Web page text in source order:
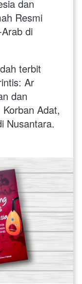
dan
Resmi
di
terbit
Ar
dan
Adat,
Nusantara.